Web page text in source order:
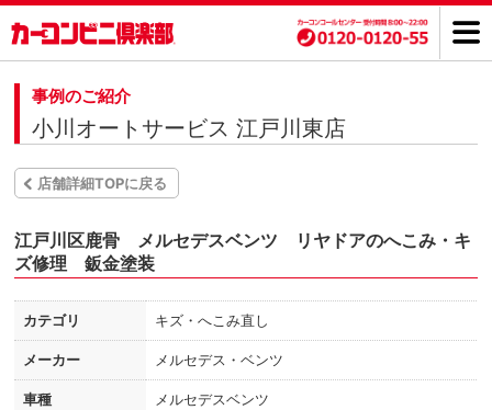
事例のご紹介
小川オートサービス 江戸川東店
店舗詳細TOPに戻る
江戸川区鹿骨 メルセデスベンツ リヤドアのへこみ・キ
ズ修理 鈑金塗装
カテゴリ キズ・へこみ直し
メーカー メルセデス・ベンツ
車種 メルセデスベンツ